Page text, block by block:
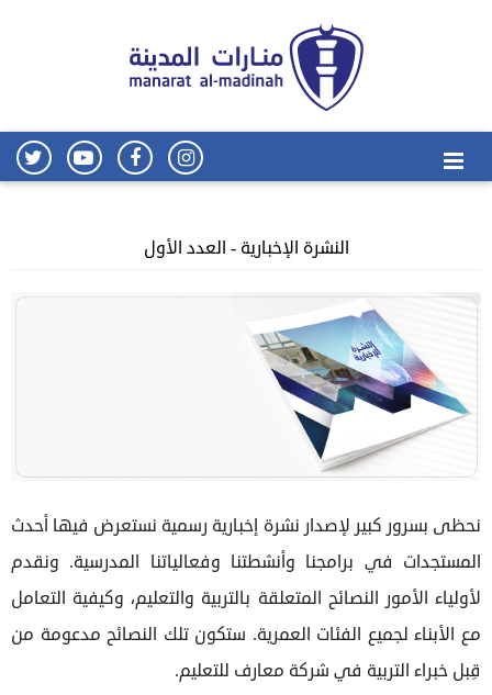
النشرة الإخبارية - العدد الأول
نحظى بسرور كبير لإصدار نشرة إخبارية رسمية نستعرض فيها أحدث
المستجدات في برامجنا وأنشطتنا وفعالياتنا المدرسية. ونقدم
لأولياء الأمور النصائح المتعلقة بالتربية والتعليم، وكيفية التعامل
مع الأبناء لجميع الفئات العمرية. ستكون تلك النصائح مدعومة من
قِبل خبراء التربية في شركة معارف للتعليم.